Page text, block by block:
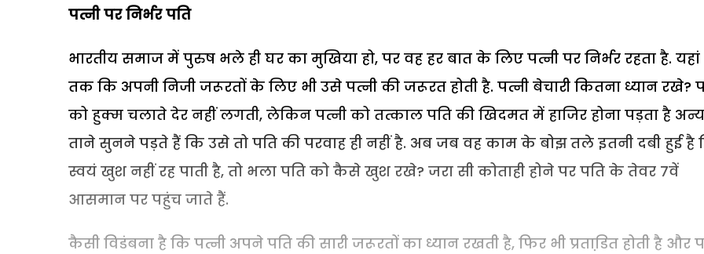
पत्नी पर निर्भर पति
भारतीय समाज में पुरुष भले ही घर का मुखिया हो, पर वह हर बात के लिए पत्नी पर निर्भर रहता है. यहां
तक कि अपनी निजी जरूरतों के लिए भी उसे पत्नी की जरूरत होती है. पत्नी बेचारी कितना ध्यान रखे?
को हुक्म चलाते देर नहीं लगती, लेकिन पत्नी को तत्काल पति की खिदमत में हाजिर होना पड़ता है
ताने सुनने पड़ते हैं कि उसे तो पति की परवाह ही नहीं है. अब जब वह काम के बोझ तले इतनी दबी हुई है
स्वयं खुश नहीं रह पाती है, तो भला पति को कैसे खुश रखे? जरा सी कोताही होने पर पति के तेवर 7वें
आसमान पर पहुंच जाते हैं.
कैसी विडंबना है कि पत्नी अपने पति की सारी जरूरतों का ध्यान रखती है, फिर भी प्रताडि़त होती है और